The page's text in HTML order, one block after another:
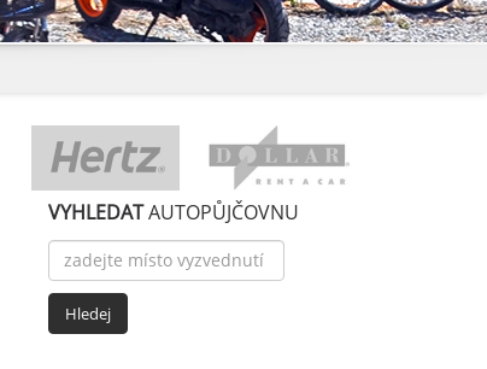
VYHLEDATAUTOPŮJČOVNU